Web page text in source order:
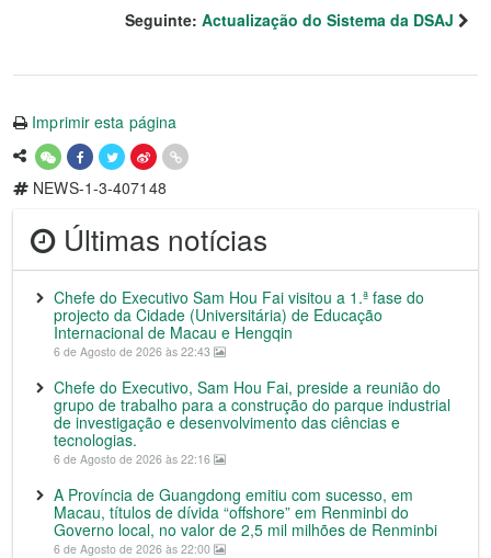
Seguinte: Actualização do Sistema da DSAJ
Imprimir esta página
NEWS-1-3-407148
Últimas notícias
Chefe do Executivo Sam Hou Fai visitou a 1.ª fase do
projecto da Cidade (Universitária) de Educação
Internacional de Macau e Hengqin
6 de Agosto de 2026 às 22:43
Chefe do Executivo, Sam Hou Fai, preside a reunião do
grupo de trabalho para a construção do parque industrial
de investigação e desenvolvimento das ciências e
tecnologias.
6 de Agosto de 2026 às 22:16
A Província de Guangdong emitiu com sucesso, em
Macau, títulos de dívida “offshore” em Renminbi do
Governo local, no valor de 2,5 mil milhões de Renminbi
6 de Agosto de 2026 às 22:00